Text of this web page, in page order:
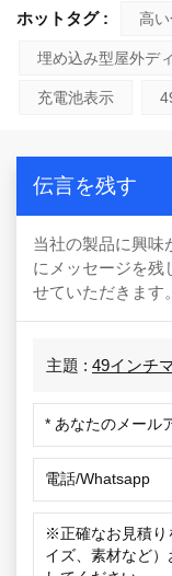
ホットタグ : 高
埋め込み型屋外デ
充電池表示
伝言を残す
当社の製品に興味
にメッセージを残
せていただきます。
主題 : 49インチ